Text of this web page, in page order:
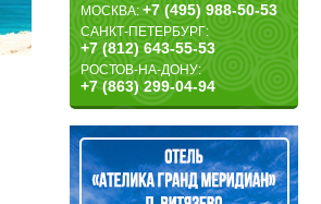
МОСКВА:+7 (495) 988-50-53
САНКТ-ПЕТЕРБУРГ:
+7 (812) 643-55-53
РОСТОВ-НА-ДОНУ:
+7 (863) 299-04-94